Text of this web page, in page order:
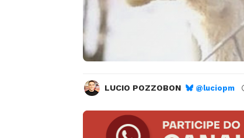
LUCIO POZZOBON @luciopm